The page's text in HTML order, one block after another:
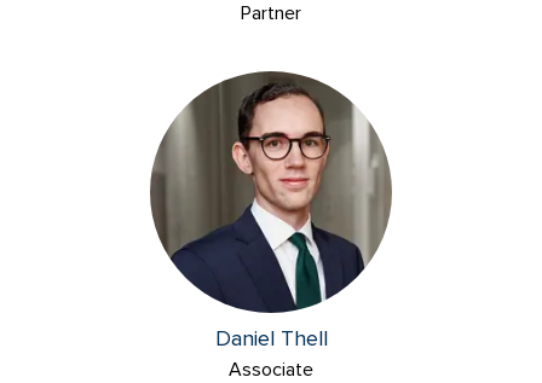
Partner
Daniel Thell
Associate